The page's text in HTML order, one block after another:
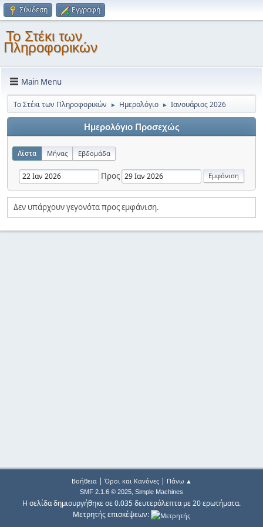
Σύνδεση Εγγραφή
Το Στέκι των
Πληροφορικών
Main Menu
Το Στέκι των Πληροφορικών ► Ημερολόγιο ► Ιανουάριος 2026
Ημερολόγιο Προσεχώς
Λίστα Μήνας Εβδομάδα
Προς
Δεν υπάρχουν γεγονότα προς εμφάνιση.
Βοήθεια| Όροι και Κανόνες| Πάνω ▲
SMF 2.1.6 © 2025, Simple Machines
Η σελίδα δημιουργήθηκε σε 0.035 δευτερόλεπτα με 20 ερωτήματα.
Μετρητής επισκέψεων: